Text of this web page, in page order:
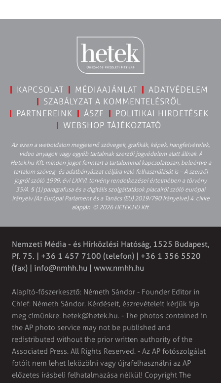
KAPCSOLAT MÉDIAAJÁNLAT
ADATVÉDELEM
SZABÁLYZAT A KOMMENTELÉSRŐL
PARTNEREINK
ÁSZF
POLITIKAI HIRDETÉSEK
WEBSHOP TÁJÉKOZTATÓ
Az ezen a weboldalon megjelenő szövegek, grafikák, képek, hangfelvételek,
video anyagok vagy egyéb tartalmak szerzői jogvédelem alatt állnak. A
Hetek.hu Kft. minden jogot fenntart a tartalommal kapcsolatosan, beleértve a
tartalom szöveg- és adatbányászat céljára való felhasználását is – A szerzői
jogról szóló 1999. évi LXXVI. törvény rendelkezései értelmében a törvény
35/A. § (1) paragrafusa és a digitális szolgáltatások piacairól szóló európai
irányelv (Az Európai Parlament és a Tanács (EU) 2019/790 Irányelve) 4. cikke
alapján. © 2026 HETEK.HU Kft.
Nemzeti Média - és Hírközlési Hatóság, 1525 Budapest,
Pf. 75. | +36 1 457 7100 (telefon) | +36 1 356 5520
(fax) | info@nmhh.hu | www.nmhh.hu
Alapító-főszerkesztő: Németh Sándor - Founder Editor in
Chief: Németh Sándor. Kérdéseit, észrevételeit kérjük írja
meg címünkre: hetek@hetek.hu. - The photos contained in
the AP photo service may not be published and
redistributed without the prior written authority of the
Associated Press. All Rights Reserved. - Az AP fotószolgálat
fotóit nem lehet leközölni vagy újrafelhasználni az AP
előzetes írásbeli felhatalmazása nélkül! Copyright The